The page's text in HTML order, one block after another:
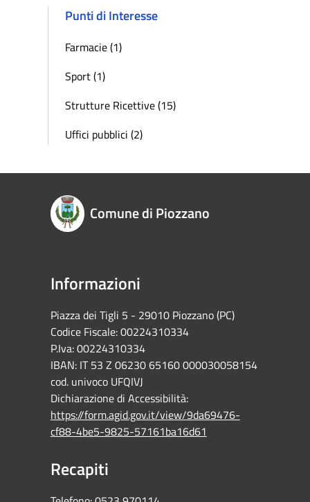
Punti di Interesse
Farmacie (1)
Sport (1)
Strutture Ricettive (15)
Uffici pubblici (2)
Comune di Piozzano
Informazioni
Piazza dei Tigli 5 - 29010 Piozzano (PC)
Codice Fiscale: 00224310334
P.Iva: 00224310334
IBAN: IT 53 Z 06230 65160 000030058154
cod. univoco UFQIVJ
Dichiarazione di Accessibilità:
https://form.agid.gov.it/view/9da69476-
cf88-4be5-9825-57161ba16d61
Recapiti